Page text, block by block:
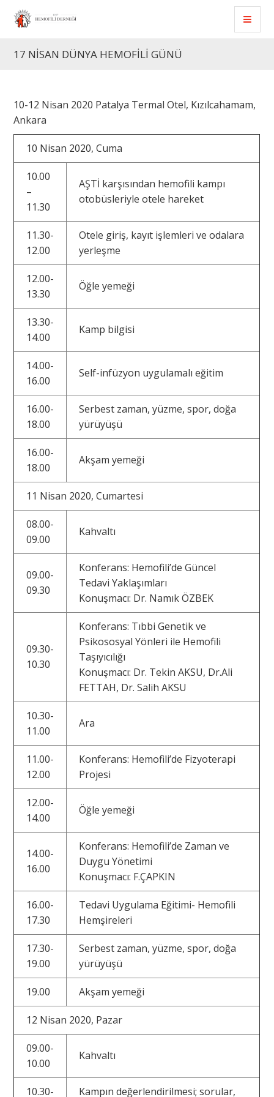
17 NİSAN DÜNYA HEMOFİLİ GÜNÜ
10-12 Nisan 2020 Patalya Termal Otel, Kızılcahamam,
Ankara
10 Nisan 2020, Cuma
10.00
–
11.30
AŞTİ karşısından hemofili kampı
otobüsleriyle otele hareket
11.30-
12.00
Otele giriş, kayıt işlemleri ve odalara
yerleşme
12.00-
13.30
Öğle yemeği
13.30-
14.00
Kamp bilgisi
14.00-
16.00
Self-infüzyon uygulamalı eğitim
16.00-
18.00
Serbest zaman, yüzme, spor, doğa
yürüyüşü
16.00-
18.00
Akşam yemeği
11 Nisan 2020, Cumartesi
08.00-
09.00
Kahvaltı
09.00-
09.30
Konferans: Hemofili’de Güncel
Tedavi Yaklaşımları
Konuşmacı: Dr. Namık ÖZBEK
09.30-
10.30
Konferans: Tıbbi Genetik ve
Psikososyal Yönleri ile Hemofili
Taşıyıcılığı
Konuşmacı: Dr. Tekin AKSU, Dr.Ali
FETTAH, Dr. Salih AKSU
10.30-
11.00
Ara
11.00-
12.00
Konferans: Hemofili’de Fizyoterapi
Projesi
12.00-
14.00
Öğle yemeği
14.00-
16.00
Konferans: Hemofili’de Zaman ve
Duygu Yönetimi
Konuşmacı: F.ÇAPKIN
16.00-
17.30
Tedavi Uygulama Eğitimi- Hemofili
Hemşireleri
17.30-
19.00
Serbest zaman, yüzme, spor, doğa
yürüyüşü
19.00 Akşam yemeği
12 Nisan 2020, Pazar
09.00-
10.00
Kahvaltı
10.30- Kampın değerlendirilmesi; sorular,